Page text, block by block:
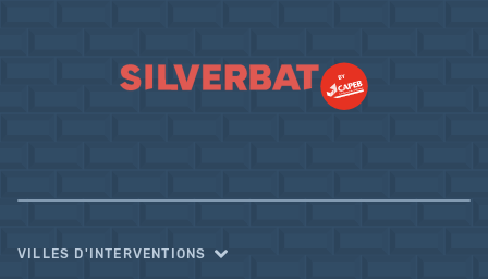
VILLES D'INTERVENTIONS